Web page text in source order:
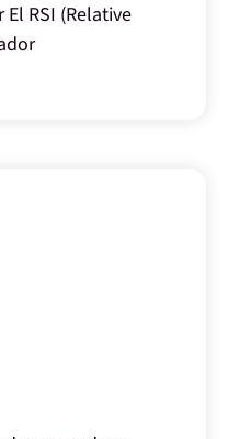
RSI (Relative